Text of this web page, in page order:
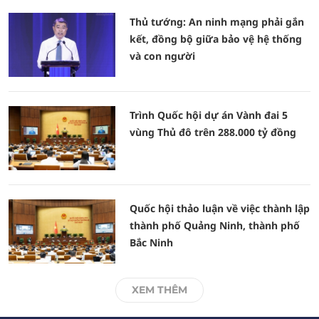
Thủ tướng: An ninh mạng phải gắn
kết, đồng bộ giữa bảo vệ hệ thống
và con người
Trình Quốc hội dự án Vành đai 5
vùng Thủ đô trên 288.000 tỷ đồng
Quốc hội thảo luận về việc thành lập
thành phố Quảng Ninh, thành phố
Bắc Ninh
XEM THÊM